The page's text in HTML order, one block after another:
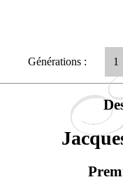
Générations : 1